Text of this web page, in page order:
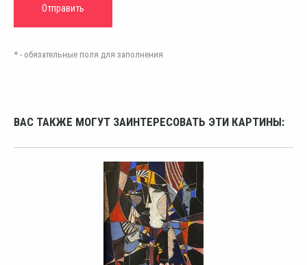
* - обязательные поля для заполнения
ВАС ТАКЖЕ МОГУТ ЗАИНТЕРЕСОВАТЬ ЭТИ КАРТИНЫ: